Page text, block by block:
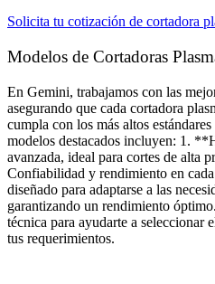
Solicita tu cotización de cortadora
Modelos de Cortadoras
En Gemini, trabajamos con las
asegurando que cada cortadora
cumpla con los más altos
modelos destacados incluyen: 1.
avanzada, ideal para cortes de alta
Confiabilidad y rendimiento en
diseñado para adaptarse a las
garantizando un rendimiento
técnica para ayudarte a seleccionar
tus requerimientos.